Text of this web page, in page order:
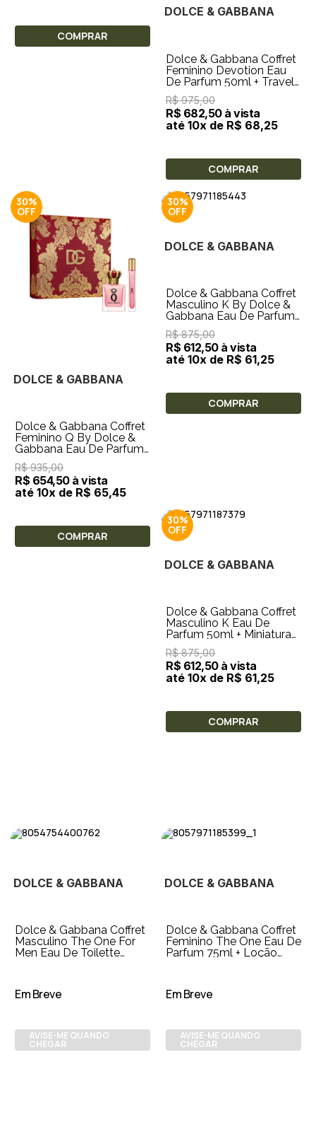
COMPRAR
DOLCE & GABBANA
Dolce & Gabbana Coffret
Feminino Devotion Eau
De Parfum 50ml + Travel
Size 10ml
R$ 975,00
R$ 682,50 à vista
até 10x de R$ 68,25
COMPRAR
30%
DOLCE & GABBANA
Dolce & Gabbana Coffret
Feminino Q By Dolce &
Gabbana Eau De Parfum
50ml + Travel Size 10ml
R$ 935,00
R$ 654,50 à vista
até 10x de R$ 65,45
COMPRAR
30%
DOLCE & GABBANA
Dolce & Gabbana Coffret
Masculino K By Dolce &
Gabbana Eau De Parfum
50ml + Gel de Banho
50ml
R$ 875,00
R$ 612,50 à vista
até 10x de R$ 61,25
COMPRAR
30%
DOLCE & GABBANA
Dolce & Gabbana Coffret
Masculino K Eau De
Parfum 50ml + Miniatura
5ml
R$ 875,00
R$ 612,50 à vista
até 10x de R$ 61,25
COMPRAR
DOLCE & GABBANA
Dolce & Gabbana Coffret
Masculino The One For
Men Eau De Toilette
Em Breve
AVISE-ME QUANDO
CHEGAR
DOLCE & GABBANA
Dolce & Gabbana Coffret
Feminino The One Eau De
Parfum 75ml + Loção
Em Breve
AVISE-ME QUANDO
CHEGAR